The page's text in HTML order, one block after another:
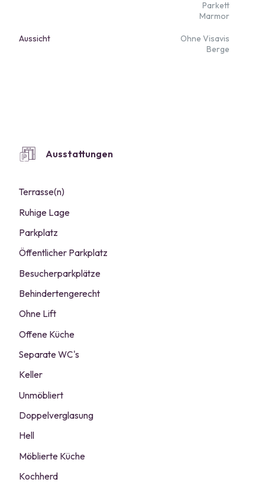
Parkett
Marmor
Aussicht
Ohne Visavis
Berge
Ausstattungen
Terrasse(n)
Ruhige Lage
Parkplatz
Öffentlicher Parkplatz
Besucherparkplätze
Behindertengerecht
Ohne Lift
Offene Küche
Separate WC's
Keller
Unmöbliert
Doppelverglasung
Hell
Möblierte Küche
Kochherd